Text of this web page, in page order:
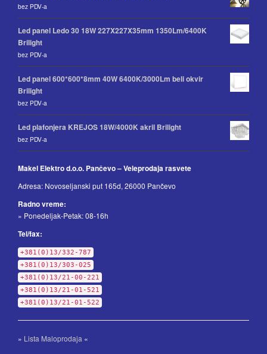
bez PDV-a
Led panel Ledo 30 18W 227X227X35mm 1350Lm/6400K
Brilight
bez PDV-a
Led panel 600*600*8mm 40W 6400K/3000Lm beli okvir
Brilight
bez PDV-a
Led plafonjera KREJOS 18W/4000K akril Brilight
bez PDV-a
Makel Elektro d.o.o. Pančevo – Veleprodaja rasvete
Adresa: Novoseljanski put 165d, 26000 Pančevo
Radno vreme:
» Ponedeljak-Petak: 08-16h
Tel/fax:
+381(0)13/332-787
+381(0)13/303-025
+381(0)13/21-00-221
+381(0)13/21-01-521
+381(0)13/21-01-522
» Lista Maloprodaja «